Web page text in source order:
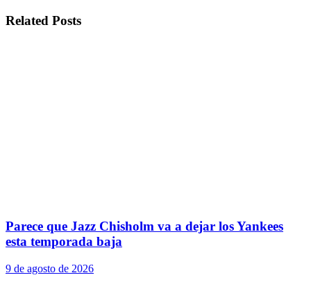
Related Posts
Parece que Jazz Chisholm va a dejar los Yankees
esta temporada baja
9 de agosto de 2026